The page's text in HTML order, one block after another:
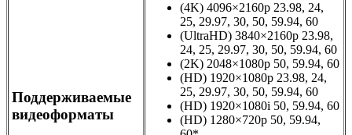
Поддерживаемые
видеоформаты
(4K) 4096×2160p 23.98, 24,
25, 29.97, 30, 50, 59.94, 60
(UltraHD) 3840×2160p 23.98,
24, 25, 29.97, 30, 50, 59.94, 60
(2K) 2048×1080p 50, 59.94, 60
(HD) 1920×1080p 23.98, 24,
25, 29.97, 30, 50, 59.94, 60
(HD) 1920×1080i 50, 59.94, 60
(HD) 1280×720p 50, 59.94,